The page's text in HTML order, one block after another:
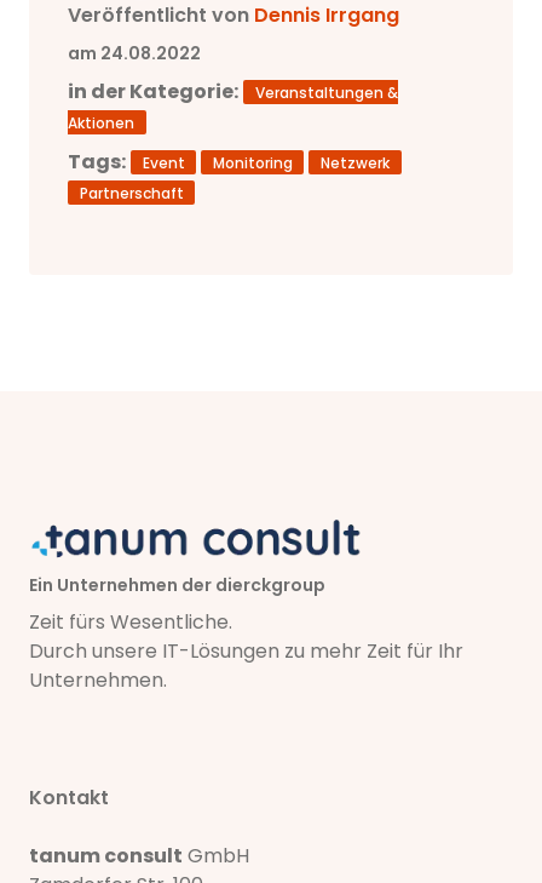
Veröffentlicht von Dennis Irrgang
am 24.08.2022
in der Kategorie:
Veranstaltungen &
Aktionen
Tags: Event Monitoring
Netzwerk
Partnerschaft
Ein Unternehmen der dierckgroup
Zeit fürs Wesentliche.
Durch unsere IT-Lösungen zu mehr Zeit für Ihr
Unternehmen.
Kontakt
tanum consult GmbH